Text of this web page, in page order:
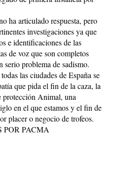
ha articulado respuesta, pero
investigaciones ya que
e identificaciones de las
de voz que son completos
serio problema de sadismo.
las ciudades de España se
que pida el fin de la caza, la
protección Animal, una
en el que estamos y el fin de
placer o negocio de trofeos.